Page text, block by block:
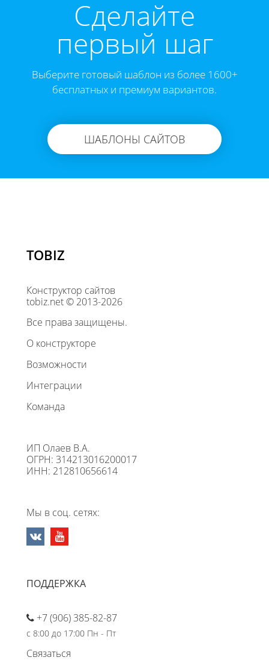
Cделайте
первый шаг
Выберите готовый шаблон из более 1600+
бесплатных и премиум вариантов.
ШАБЛОНЫ САЙТОВ
TOBIZ
Конструктор сайтов
tobiz.net © 2013-2026
Все права защищены.
О конструкторе
Возможности
Интеграции
Команда
ИП Олаев В.А.
ОГРН: 314213016200017
ИНН: 212810656614
Мы в соц. сетях:
ПОДДЕРЖКА
+7 (906) 385-82-87
с 8:00 до 17:00 Пн - Пт
Связаться